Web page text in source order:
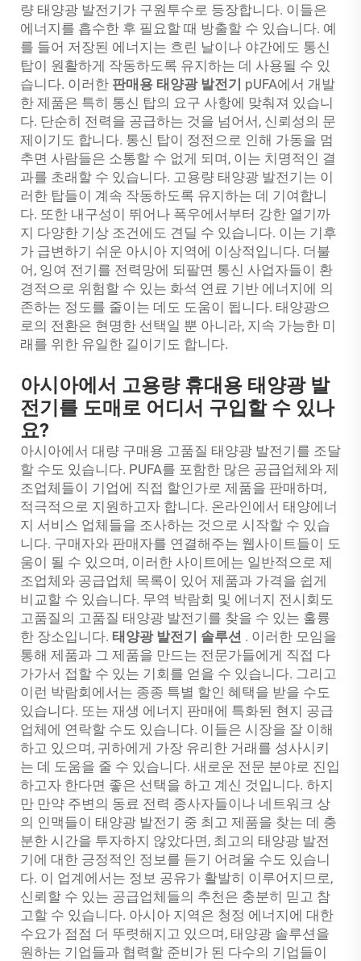
량 태양광 발전기가 구원투수로 등장합니다. 이들은
에너지를 흡수한 후 필요할 때 방출할 수 있습니다. 예
를 들어 저장된 에너지는 흐린 날이나 야간에도 통신
탑이 원활하게 작동하도록 유지하는 데 사용될 수 있
습니다. 이러한 판매용 태양광 발전기 pUFA에서 개발
한 제품은 특히 통신 탑의 요구 사항에 맞춰져 있습니
다. 단순히 전력을 공급하는 것을 넘어서, 신뢰성의 문
제이기도 합니다. 통신 탑이 정전으로 인해 가동을 멈
추면 사람들은 소통할 수 없게 되며, 이는 치명적인 결
과를 초래할 수 있습니다. 고용량 태양광 발전기는 이
러한 탑들이 계속 작동하도록 유지하는 데 기여합니
다. 또한 내구성이 뛰어나 폭우에서부터 강한 열기까
지 다양한 기상 조건에도 견딜 수 있습니다. 이는 기후
가 급변하기 쉬운 아시아 지역에 이상적입니다. 더불
어, 잉여 전기를 전력망에 되팔면 통신 사업자들이 환
경적으로 위험할 수 있는 화석 연료 기반 에너지에 의
존하는 정도를 줄이는 데도 도움이 됩니다. 태양광으
로의 전환은 현명한 선택일 뿐 아니라, 지속 가능한 미
래를 위한 유일한 길이기도 합니다.
아시아에서 고용량 휴대용 태양광 발
전기를 도매로 어디서 구입할 수 있나
요?
아시아에서 대량 구매용 고품질 태양광 발전기를 조달
할 수도 있습니다. PUFA를 포함한 많은 공급업체와 제
조업체들이 기업에 직접 할인가로 제품을 판매하며,
적극적으로 지원하고자 합니다. 온라인에서 태양에너
지 서비스 업체들을 조사하는 것으로 시작할 수 있습
니다. 구매자와 판매자를 연결해주는 웹사이트들이 도
움이 될 수 있으며, 이러한 사이트에는 일반적으로 제
조업체와 공급업체 목록이 있어 제품과 가격을 쉽게
비교할 수 있습니다. 무역 박람회 및 에너지 전시회도
고품질의 고품질 태양광 발전기를 찾을 수 있는 훌륭
한 장소입니다. 태양광 발전기 솔루션 . 이러한 모임을
통해 제품과 그 제품을 만드는 전문가들에게 직접 다
가가서 접할 수 있는 기회를 얻을 수 있습니다. 그리고
이런 박람회에서는 종종 특별 할인 혜택을 받을 수도
있습니다. 또는 재생 에너지 판매에 특화된 현지 공급
업체에 연락할 수도 있습니다. 이들은 시장을 잘 이해
하고 있으며, 귀하에게 가장 유리한 거래를 성사시키
는 데 도움을 줄 수 있습니다. 새로운 전문 분야로 진입
하고자 한다면 좋은 선택을 하고 계신 것입니다. 하지
만 만약 주변의 동료 전력 종사자들이나 네트워크 상
의 인맥들이 태양광 발전기 중 최고 제품을 찾는 데 충
분한 시간을 투자하지 않았다면, 최고의 태양광 발전
기에 대한 긍정적인 정보를 듣기 어려울 수도 있습니
다. 이 업계에서는 정보 공유가 활발히 이루어지므로,
신뢰할 수 있는 공급업체들의 추천은 충분히 믿고 참
고할 수 있습니다. 아시아 지역은 청정 에너지에 대한
수요가 점점 더 뚜렷해지고 있으며, 태양광 솔루션을
원하는 기업들과 협력할 준비가 된 다수의 기업들이